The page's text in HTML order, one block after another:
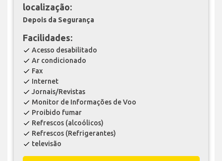
localização:
Depois da Segurança
Facilidades:
check Acesso desabilitado
check Ar condicionado
check Fax
check Internet
check Jornais/Revistas
check Monitor de Informações de Voo
check Proibido fumar
check Refrescos (alcoólicos)
check Refrescos (Refrigerantes)
check televisão